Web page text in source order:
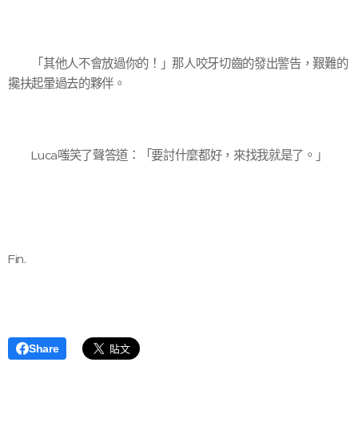
「其他人不會放過你的！」那人咬牙切齒的發出警告，艱難的
攙扶起暈過去的夥伴。
Luca嗤笑了聲答道：「要討什麼都好，來找我就是了。」
Fin.
Share